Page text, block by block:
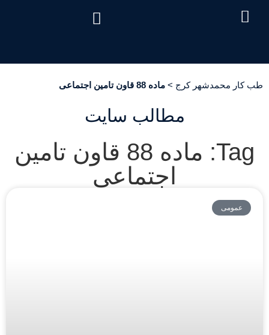
طب کار محمدشهر کرج > ماده 88 قاون تامین اجتماعی
مطالب سایت
Tag: ماده 88 قاون تامین
اجتماعی
عمومی